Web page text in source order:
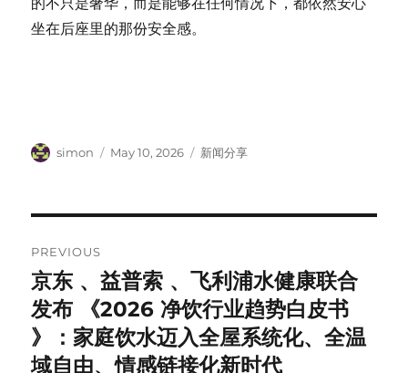
坐在后座里的那份安全感。
Author
simon
Posted
May 10, 2026 Categories
新闻分享
navigation
PREVIOUS
Previous
post:
京东 、益普索 、飞利浦水健康联合
发布 《2026 净饮行业趋势白皮书
》：家庭饮水迈入全屋系统化、全温
域自由、情感链接化新时代